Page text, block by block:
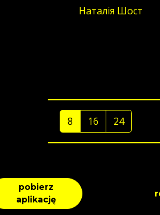
Наталія Шост
8 16 24
pobierz
aplikację